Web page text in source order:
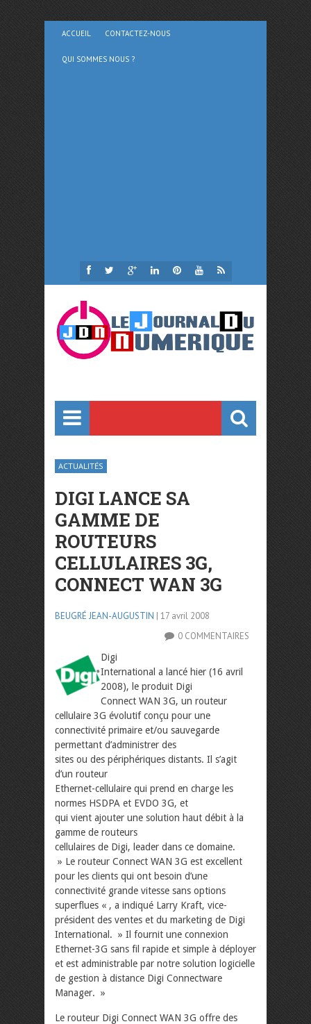
ACCUEIL CONTACTEZ-NOUS
QUI SOMMES NOUS ?
ACTUALITÉS
DIGI LANCE SA
GAMME DE
ROUTEURS
CELLULAIRES 3G,
CONNECT WAN 3G
BEUGRÉ JEAN-AUGUSTIN | 17 avril 2008
0 COMMENTAIRES
Digi
International a lancé hier (16 avril
2008), le produit Digi
Connect WAN 3G, un routeur
cellulaire 3G évolutif conçu pour une
connectivité primaire et/ou sauvegarde
permettant d’administrer des
sites ou des périphériques distants. Il s’agit
d’un routeur
Ethernet-cellulaire qui prend en charge les
normes HSDPA et EVDO 3G, et
qui vient ajouter une solution haut débit à la
gamme de routeurs
cellulaires de Digi, leader dans ce domaine.
» Le routeur Connect WAN 3G est excellent
pour les clients qui ont besoin d’une
connectivité grande vitesse sans options
superflues « , a indiqué Larry Kraft, vice-
président des ventes et du marketing de Digi
International. » Il fournit une connexion
Ethernet-3G sans fil rapide et simple à déployer
et est administrable par notre solution logicielle
de gestion à distance Digi Connectware
Manager. »
Le routeur Digi Connect WAN 3G offre des